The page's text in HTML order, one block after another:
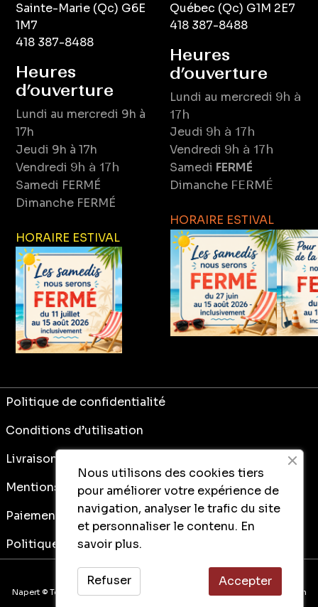
Sainte-Marie (Qc) G6E
1M7
418 387-8488
Heures
d’ouverture
Lundi au mercredi 9h à
17h
Jeudi 9h à 17h
Vendredi 9h à 17h
Samedi FERMÉ
Dimanche FERMÉ
HORAIRE ESTIVAL
Québec (Qc) G1M 2E7
418 387-8488
Heures
d’ouverture
Lundi au mercredi 9h à
17h
Jeudi 9h à 17h
Vendredi 9h à 17h
Samedi FERMÉ
Dimanche FERMÉ
HORAIRE ESTIVAL
Politique de confidentialité
Conditions d’utilisation
Livraison
Mentions légales
Paiement sécurisé
Politique de consentement client
Napert © Tous droits réservés. Une conception de Ima communication
Nous utilisons des cookies tiers
pour améliorer votre expérience de
navigation, analyser le trafic du site
et personnaliser le contenu. En
savoir plus.
Accepter
Refuser